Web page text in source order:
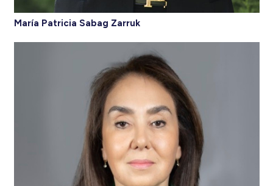
María Patricia Sabag Zarruk